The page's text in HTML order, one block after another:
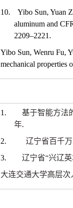
10.
Yibo Sun, Yuan
aluminum and
2209–2221.
Yibo Sun, Wenru Fu,
mechanical properties
1. 基于智能方法
年.
2.
辽宁省百千万
3.
辽宁省“兴辽
大连交通大学高层次